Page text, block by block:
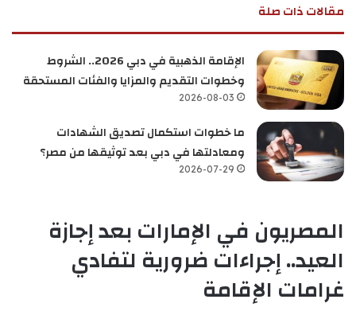
مقالات ذات صلة
الإقامة الذهبية في دبي 2026.. الشروط
وخطوات التقديم والمزايا والفئات المستحقة
2026-08-03
ما خطوات استكمال تصديق الشهادات
ومعادلتها في دبي بعد توثيقها من مصر؟
2026-07-29
المصريون في الإمارات بعد إجازة
العيد.. إجراءات ضرورية لتفادي
غرامات الإقامة